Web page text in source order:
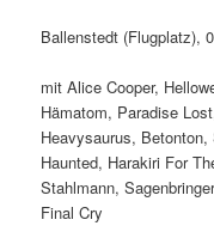
Ballenstedt (Flugplatz),
mit Alice Cooper,
Hämatom, Paradise
Heavysaurus, Betonton,
Haunted, Harakiri For
Stahlmann,
Final Cry